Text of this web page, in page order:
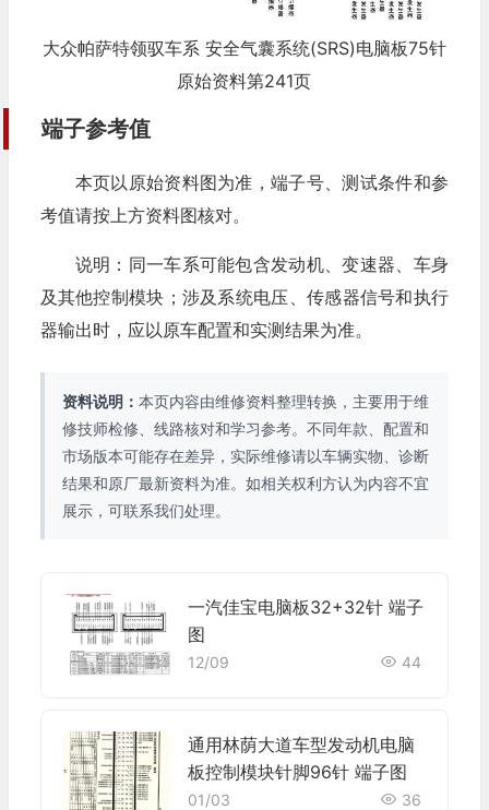
大众帕萨特领驭车系 安全气囊系统(SRS)电脑板75针
原始资料第241页
端子参考值
本页以原始资料图为准，端子号、测试条件和参
考值请按上方资料图核对。
说明：同一车系可能包含发动机、变速器、车身
及其他控制模块；涉及系统电压、传感器信号和执行
器输出时，应以原车配置和实测结果为准。
资料说明： 本页内容由维修资料整理转换，主要用于维
修技师检修、线路核对和学习参考。不同年款、配置和
市场版本可能存在差异，实际维修请以车辆实物、诊断
结果和原厂最新资料为准。如相关权利方认为内容不宜
展示，可联系我们处理。
一汽佳宝电脑板32+32针 端子
图
12/09 44
通用林荫大道车型发动机电脑
板控制模块针脚96针 端子图
01/03 36